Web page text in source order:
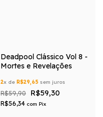
Deadpool Clássico Vol 8 -
Mortes e Revelações
2x de R$29,65 sem juros
R$59,90 R$59,30
R$56,34 com Pix